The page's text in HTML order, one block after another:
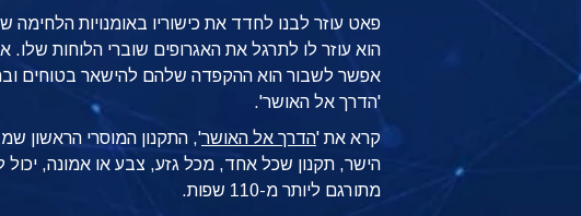
פאט עוזר לבנו לחדד את כישוריו באומנויות הלחימה
הוא עוזר לו לתרגל את האגרופים שוברי הלוחות
אפשר לשבור הוא ההקפדה שלהם להישאר בטוחים
'הדרך אל האושר'.
קרא את 'הדרך אל האושר', התקנון המוסרי הראשון
הישר, תקנון שכל אחד, מכל גזע, צבע או אמונה, יכול
מתורגם ליותר מ-110 שפות.